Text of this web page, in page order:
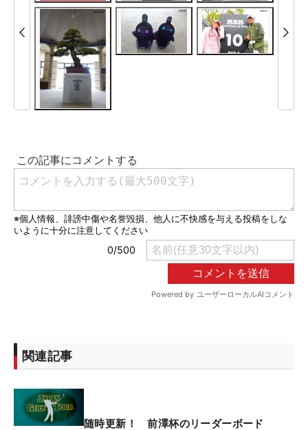
関連記事
随時更新！ 前澤杯のリーダーボード